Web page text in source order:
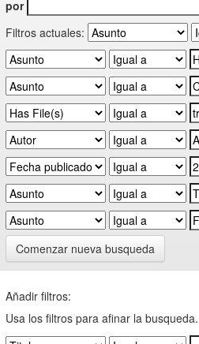
por
Filtros actuales:
Comenzar nueva busqueda
Añadir filtros:
Usa los filtros para afinar la busqueda.